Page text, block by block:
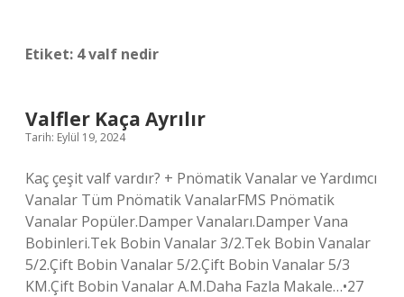
Etiket: 4 valf nedir
Valfler Kaça Ayrılır
Tarih: Eylül 19, 2024
Kaç çeşit valf vardır? + Pnömatik Vanalar ve Yardımcı
Vanalar Tüm Pnömatik VanalarFMS Pnömatik
Vanalar Popüler.Damper Vanaları.Damper Vana
Bobinleri.Tek Bobin Vanalar 3/2.Tek Bobin Vanalar
5/2.Çift Bobin Vanalar 5/2.Çift Bobin Vanalar 5/3
KM.Çift Bobin Vanalar A.M.Daha Fazla Makale…•27